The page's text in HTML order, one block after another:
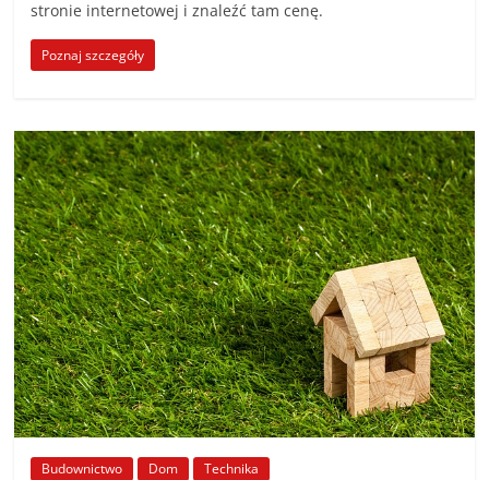
stronie internetowej i znaleźć tam cenę.
Poznaj szczegóły
Budownictwo Dom Technika